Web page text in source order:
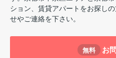
ション、賃貸アパートをお探し
せやご連絡を下さい。
無料 お